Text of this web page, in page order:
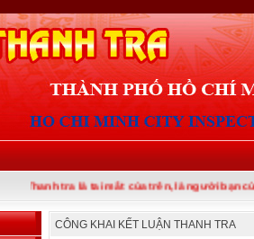
Thanh tra là tai mắt của trên, là người bạn của
CÔNG KHAI KẾT LUẬN THANH TRA